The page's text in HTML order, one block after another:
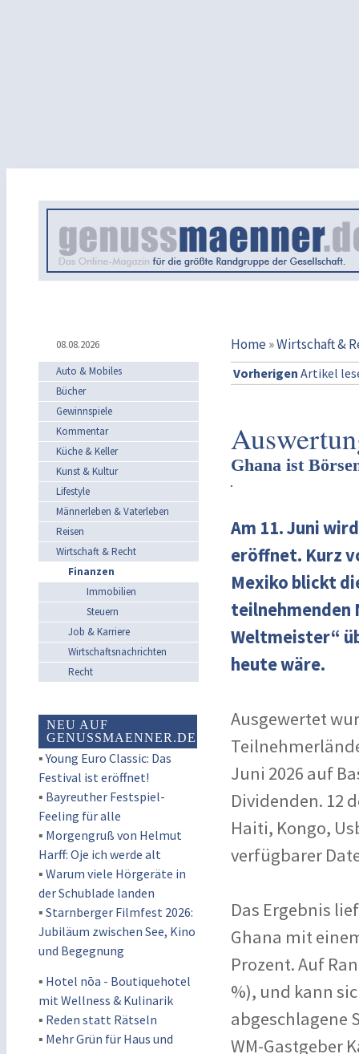
08.08.2026 Home»Wirtschaft &
Auto & Mobiles
Bücher
Gewinnspiele
Kommentar
Küche & Keller
Kunst & Kultur
Lifestyle
Männerleben & Vaterleben
Reisen
Wirtschaft & Recht
Finanzen
Immobilien
Steuern
Job & Karriere
Wirtschaftsnachrichten
Recht
NEU AUF
GENUSSMAENNER.DE
▪Young Euro Classic: Das
Festival ist eröffnet!
▪ Bayreuther Festspiel-
Feeling für alle
▪ Morgengruß von Helmut
Harff: Oje ich werde alt
▪ Warum viele Hörgeräte in
der Schublade landen
▪ Starnberger Filmfest 2026:
Jubiläum zwischen See, Kino
und Begegnung
▪ Hotel nōa - Boutiquehotel
mit Wellness & Kulinarik
▪ Reden statt Rätseln
▪ Mehr Grün für Haus und
Vorherigen Artikel
Ghana ist
Am 11. Juni
eröffnet. Kurz
Mexiko blickt
teilnehmenden
Weltmeister“
heute wäre.
Ausgewertet
Juni 2026 auf
Dividenden. 12
Haiti, Kongo,
verfügbarer
Das Ergebnis
Ghana mit
Prozent. Auf
%), und kann
abgeschlagene
WM-Gastgeber